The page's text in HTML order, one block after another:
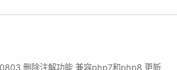
删除注解功能 兼容php7和php8 更新